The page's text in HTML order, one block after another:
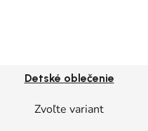
Detské oblečenie
Zvoľte variant